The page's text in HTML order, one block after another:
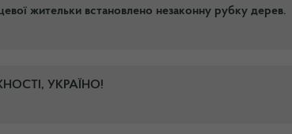
жительки встановлено незаконну рубку дерев.
УКРАЇНО!